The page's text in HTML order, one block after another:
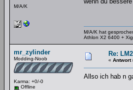
M/A/K
M/A/K hat
Athlon X2 6400 +
mr_zylinder
Modding-Noob
Karma: +0/-0
Offline
Re:
« Antwort
Allso ich hab n